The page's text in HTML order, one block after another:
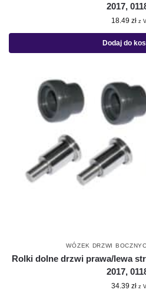
2017,
18.49 zł z
Dodaj do
WÓZEK DRZWI
Rolki dolne drzwi prawa/lewa
2017,
34.39 zł z